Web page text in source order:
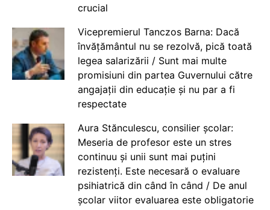
crucial
Vicepremierul Tanczos Barna: Dacă
învățământul nu se rezolvă, pică toată
legea salarizării / Sunt mai multe
promisiuni din partea Guvernului către
angajații din educație și nu par a fi
respectate
Aura Stănculescu, consilier școlar:
Meseria de profesor este un stres
continuu și unii sunt mai puțini
rezistenți. Este necesară o evaluare
psihiatrică din când în când / De anul
școlar viitor evaluarea este obligatorie